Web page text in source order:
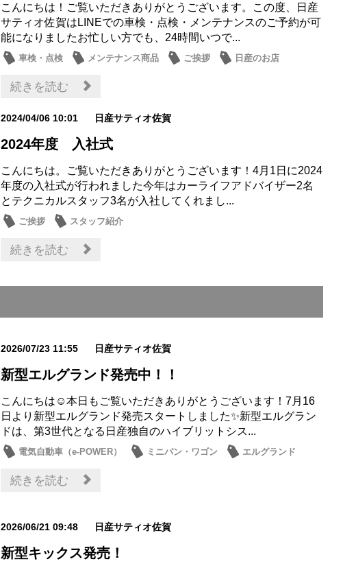
こんにちは！ご覧いただきありがとうございます。この度、日産
サティオ佐賀はLINEでの車検・点検・メンテナンスのご予約が可
能になりましたお忙しい方でも、24時間いつで...
車検・点検 メンテナンス商品 ご挨拶
日産のお店
話題の情報
続きを読む
2024/04/06 10:01 日産サティオ佐賀
2024年度 入社式
こんにちは。ご覧いただきありがとうございます！4月1日に2024
年度の入社式が行われました今年はカーライフアドバイザー2名
とテクニカルスタッフ3名が入社してくれまし...
ご挨拶 スタッフ紹介
続きを読む
2026/07/23 11:55 日産サティオ佐賀
新型エルグランド発売中！！
こんにちは☺本日もご覧いただきありがとうございます！7月16
日より新型エルグランド発売スタートしました✨新型エルグラン
ドは、第3世代となる日産独自のハイブリットシス...
電気自動車（e-POWER） ミニバン・ワゴン
エルグランド
続きを読む
2026/06/21 09:48 日産サティオ佐賀
新型キックス発売！